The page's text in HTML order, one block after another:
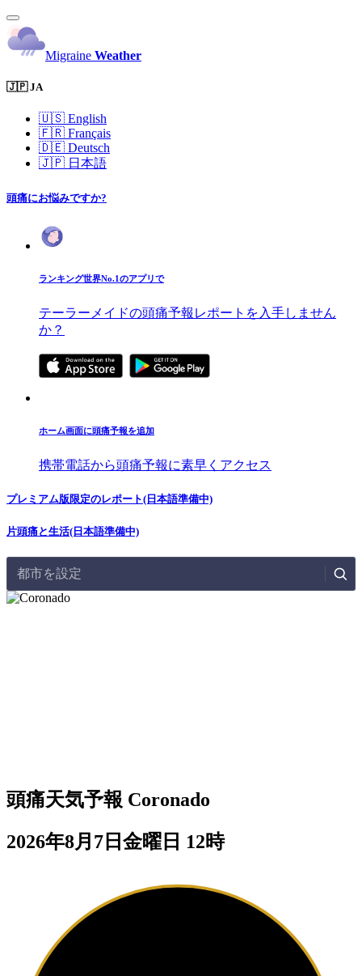
Migraine Weather
🇯🇵 JA
🇺🇸 English
🇫🇷 Français
🇩🇪 Deutsch
🇯🇵 日本語
頭痛にお悩みですか?
ランキング世界No.1のアプリで
テーラーメイドの頭痛予報レポートを入手しません
か？
ホーム画面に頭痛予報を追加
携帯電話から頭痛予報に素早くアクセス
プレミアム版限定のレポート(日本語準備中)
片頭痛と生活(日本語準備中)
都市を設定
頭痛天気予報 Coronado
2026年8月7日金曜日 12時